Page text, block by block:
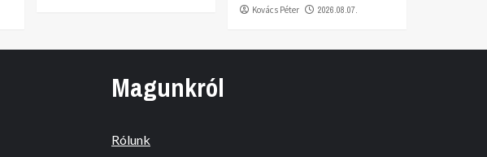
Kovács Péter 2026.08.07.
Magunkról
Rólunk